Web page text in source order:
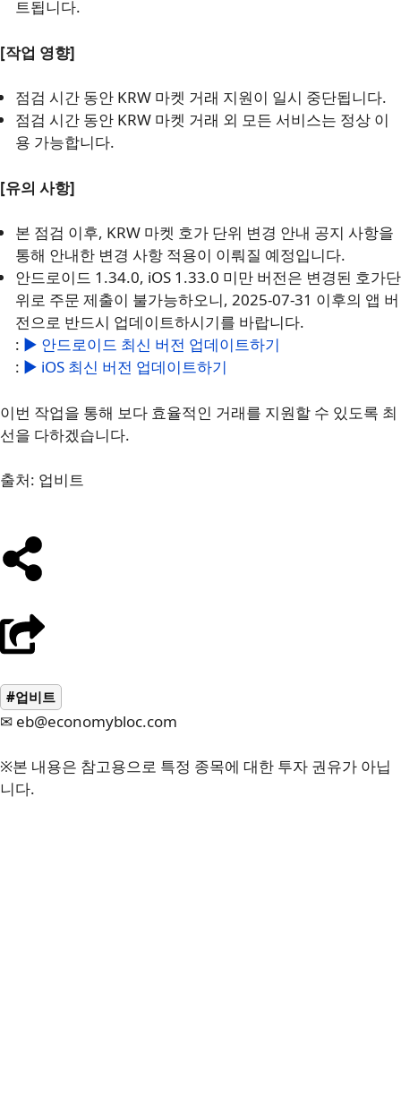
트됩니다.
[작업 영향]
점검 시간 동안 KRW 마켓 거래 지원이 일시 중단됩니다.
점검 시간 동안 KRW 마켓 거래 외 모든 서비스는 정상 이
용 가능합니다.
[유의 사항]
본 점검 이후, KRW 마켓 호가 단위 변경 안내 공지 사항을
통해 안내한 변경 사항 적용이 이뤄질 예정입니다.
안드로이드 1.34.0, iOS 1.33.0 미만 버전은 변경된 호가단
위로 주문 제출이 불가능하오니, 2025-07-31 이후의 앱 버
전으로 반드시 업데이트하시기를 바랍니다.
: ▶︎ 안드로이드 최신 버전 업데이트하기
: ▶︎ iOS 최신 버전 업데이트하기
이번 작업을 통해 보다 효율적인 거래를 지원할 수 있도록 최
선을 다하겠습니다.
출처: 업비트
#업비트
✉ eb@economybloc.com
※본 내용은 참고용으로 특정 종목에 대한 투자 권유가 아닙
니다.